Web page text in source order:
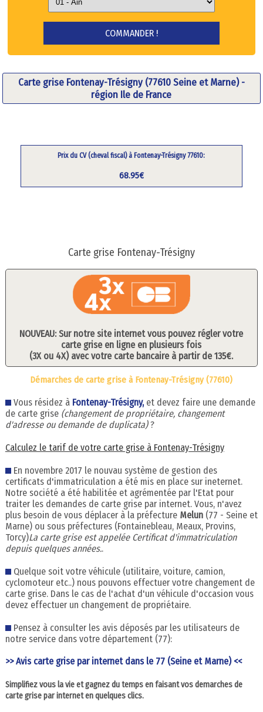
Carte grise Fontenay-Trésigny (77610 Seine et Marne) -
région Ile de France
Prix du CV (cheval fiscal) à Fontenay-Trésigny 77610:
68.95€
Carte grise Fontenay-Trésigny
NOUVEAU: Sur notre site internet vous pouvez régler votre
carte grise en ligne en plusieurs fois
(3X ou 4X) avec votre carte bancaire à partir de 135€.
Démarches de carte grise à Fontenay-Trésigny (77610)
Vous résidez à Fontenay-Trésigny, et devez faire une demande
de carte grise (changement de propriétaire, changement
d'adresse ou demande de duplicata)?
Calculez le tarif de votre carte grise à Fontenay-Trésigny
En novembre 2017 le nouvau système de gestion des
certificats d'immatriculation a été mis en place sur ineternet.
Notre société a été habilitée et agrémentée par l'Etat pour
traiter les demandes de carte grise par internet. Vous, n'avez
plus besoin de vous déplacer à la préfecture Melun(77 - Seine et
Marne) ou sous préfectures (Fontainebleau, Meaux, Provins,
Torcy)La carte grise est appelée Certificat d'immatriculation
depuis quelques années..
Quelque soit votre véhicule (utilitaire, voiture, camion,
cyclomoteur etc..) nous pouvons effectuer votre changement de
carte grise. Dans le cas de l'achat d'un véhicule d'occasion vous
devez effectuer un changement de propriétaire.
Pensez à consulter les avis déposés par les utilisateurs de
notre service dans votre département (77):
>> Avis carte grise par internet dans le 77 (Seine et Marne) <<
Simplifiez vous la vie et gagnez du temps en faisant vos demarches de
carte grise par internet en quelques clics.